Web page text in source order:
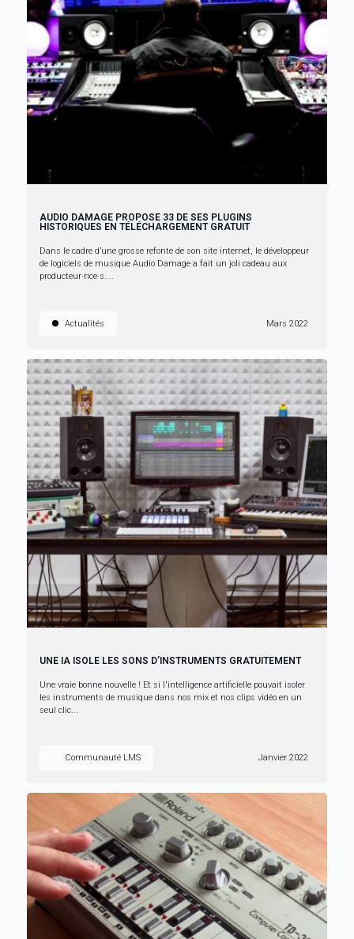
AUDIO DAMAGE PROPOSE 33 DE SES PLUGINS
HISTORIQUES EN TÉLÉCHARGEMENT GRATUIT
Dans le cadre d’une grosse refonte de son site internet, le développeur
de logiciels de musique Audio Damage a fait un joli cadeau aux
producteur·rice·s....
Actualités Mars 2022
UNE IA ISOLE LES SONS D’INSTRUMENTS GRATUITEMENT
Une vraie bonne nouvelle ! Et si l'intelligence artificielle pouvait isoler
les instruments de musique dans nos mix et nos clips vidéo en un
seul clic...
Communauté LMS Janvier 2022